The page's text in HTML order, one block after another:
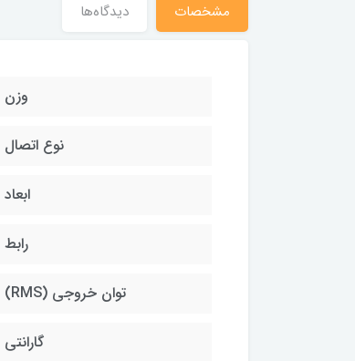
مشخصات دیدگاه‌ها
وزن
نوع اتصال
ابعاد
رابط
توان خروجی (RMS)
گارانتی